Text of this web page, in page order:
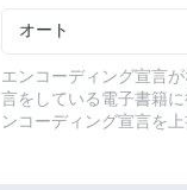
オート
エンコーディング宣言
言をしている電子書籍
ンコーディング宣言を上